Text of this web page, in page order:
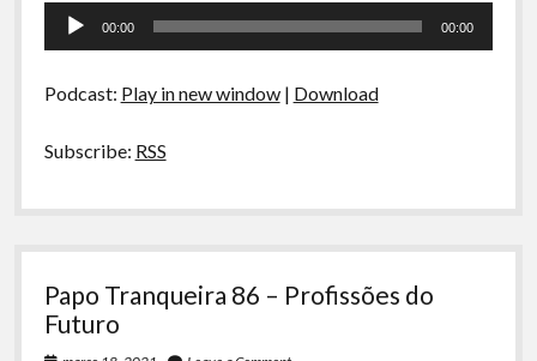
Tecnologia
Tocador
00:00 00:00
Podcast: Play in new window| Download
Subscribe: RSS
Papo Tranqueira 86 – Profissões do
Futuro